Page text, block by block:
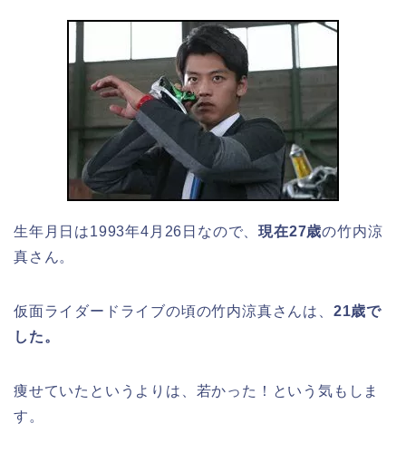
生年月日は1993年4月26日なので、現在27歳の竹内涼
真さん。
仮面ライダードライブの頃の竹内涼真さんは、 21歳で
した。
痩せていたというよりは、若かった！という気もしま
す。